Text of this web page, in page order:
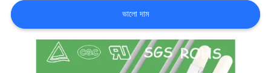
সাথে
যোগাযোগ
ভালো দাম